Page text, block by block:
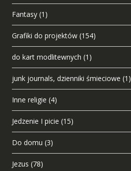
Fantasy (1)
Grafiki do projektów (154)
do kart modlitewnych (1)
junk journals, dzienniki śmieciowe (1)
Inne religie (4)
Jedzenie I picie (15)
Do domu (3)
Jezus (78)